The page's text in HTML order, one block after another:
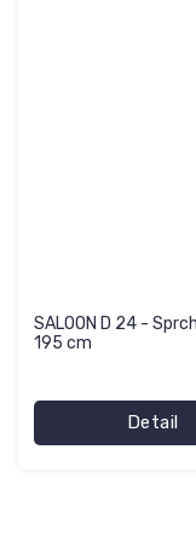
SALOON D 24 -
195 cm
Detail